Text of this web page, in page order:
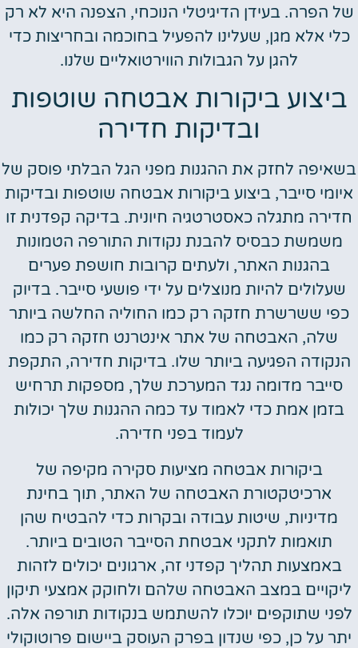
של הפרה. בעידן הדיגיטלי הנוכחי, הצפנה היא לא רק
כלי אלא מגן, שעלינו להפעיל בחוכמה ובחריצות כדי
להגן על הגבולות הווירטואליים שלנו.
ביצוע ביקורות אבטחה שוטפות
ובדיקות חדירה
בשאיפה לחזק את ההגנות מפני הגל הבלתי פוסק של
איומי סייבר, ביצוע ביקורות אבטחה שוטפות ובדיקות
חדירה מתגלה כאסטרטגיה חיונית. בדיקה קפדנית זו
משמשת כבסיס להבנת נקודות התורפה הטמונות
בהגנות האתר, ולעתים קרובות חושפת פערים
שעלולים להיות מנוצלים על ידי פושעי סייבר. בדיוק
כפי ששרשרת חזקה רק כמו החוליה החלשה ביותר
שלה, האבטחה של אתר אינטרנט חזקה רק כמו
הנקודה הפגיעה ביותר שלו. בדיקות חדירה, התקפת
סייבר מדומה נגד המערכת שלך, מספקות תרחיש
בזמן אמת כדי לאמוד עד כמה ההגנות שלך יכולות
לעמוד בפני חדירה.
ביקורות אבטחה מציעות סקירה מקיפה של
ארכיטקטורת האבטחה של האתר, תוך בחינת
מדיניות, שיטות עבודה ובקרות כדי להבטיח שהן
תואמות לתקני אבטחת הסייבר הטובים ביותר.
באמצעות תהליך קפדני זה, ארגונים יכולים לזהות
ליקויים במצב האבטחה שלהם ולחוקק אמצעי תיקון
לפני שתוקפים יוכלו להשתמש בנקודות תורפה אלה.
יתר על כן, כפי שנדון בפרק העוסק ביישום פרוטוקולי